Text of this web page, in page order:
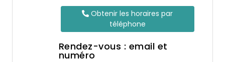
Obtenir les horaires par
téléphone
Rendez-vous : email et
numéro